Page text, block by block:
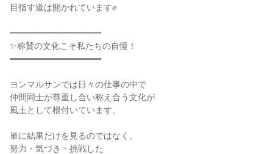
目指す道は開かれています✊
═══════════════
✨称賛の文化こそ私たちの自慢！
═══════════════
ヨンマルサンでは日々の仕事の中で
仲間同士が尊重し合い称え合う文化が
風土として根付いています。
単に結果だけを見るのではなく、
努力・気づき・挑戦した